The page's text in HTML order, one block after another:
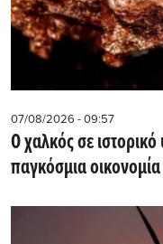
07/08/2026 - 09:57
Ο χαλκός σε
παγκόσμια